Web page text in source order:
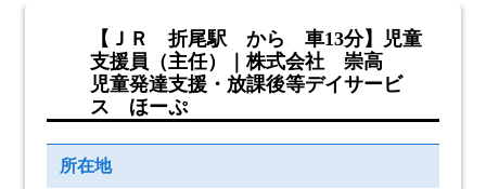
【ＪＲ 折尾駅 から 車13分】児童
支援員（主任）｜株式会社 崇高
児童発達支援・放課後等デイサービ
ス ほーぷ
所在地